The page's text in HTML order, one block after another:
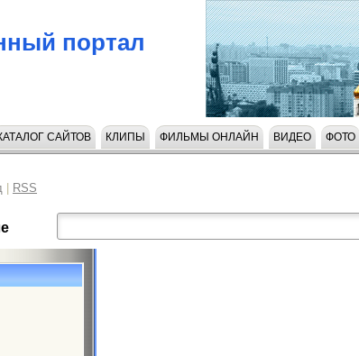
портал
САЙТОВ КЛИПЫ ФИЛЬМЫ ОНЛАЙН ВИДЕО ФОТО
RSS